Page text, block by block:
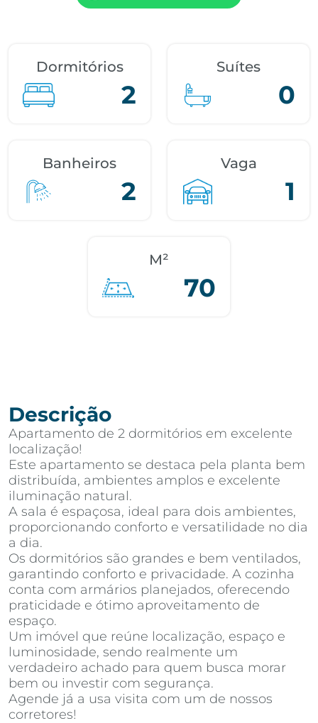
Dormitórios
2
Suítes
0
Banheiros
2
Vaga
1
M²
70
Descrição
Apartamento de 2 dormitórios em excelente
localização!
Este apartamento se destaca pela planta bem
distribuída, ambientes amplos e excelente
iluminação natural.
A sala é espaçosa, ideal para dois ambientes,
proporcionando conforto e versatilidade no dia
a dia.
Os dormitórios são grandes e bem ventilados,
garantindo conforto e privacidade. A cozinha
conta com armários planejados, oferecendo
praticidade e ótimo aproveitamento de
espaço.
Um imóvel que reúne localização, espaço e
luminosidade, sendo realmente um
verdadeiro achado para quem busca morar
bem ou investir com segurança.
Agende já a usa visita com um de nossos
corretores!